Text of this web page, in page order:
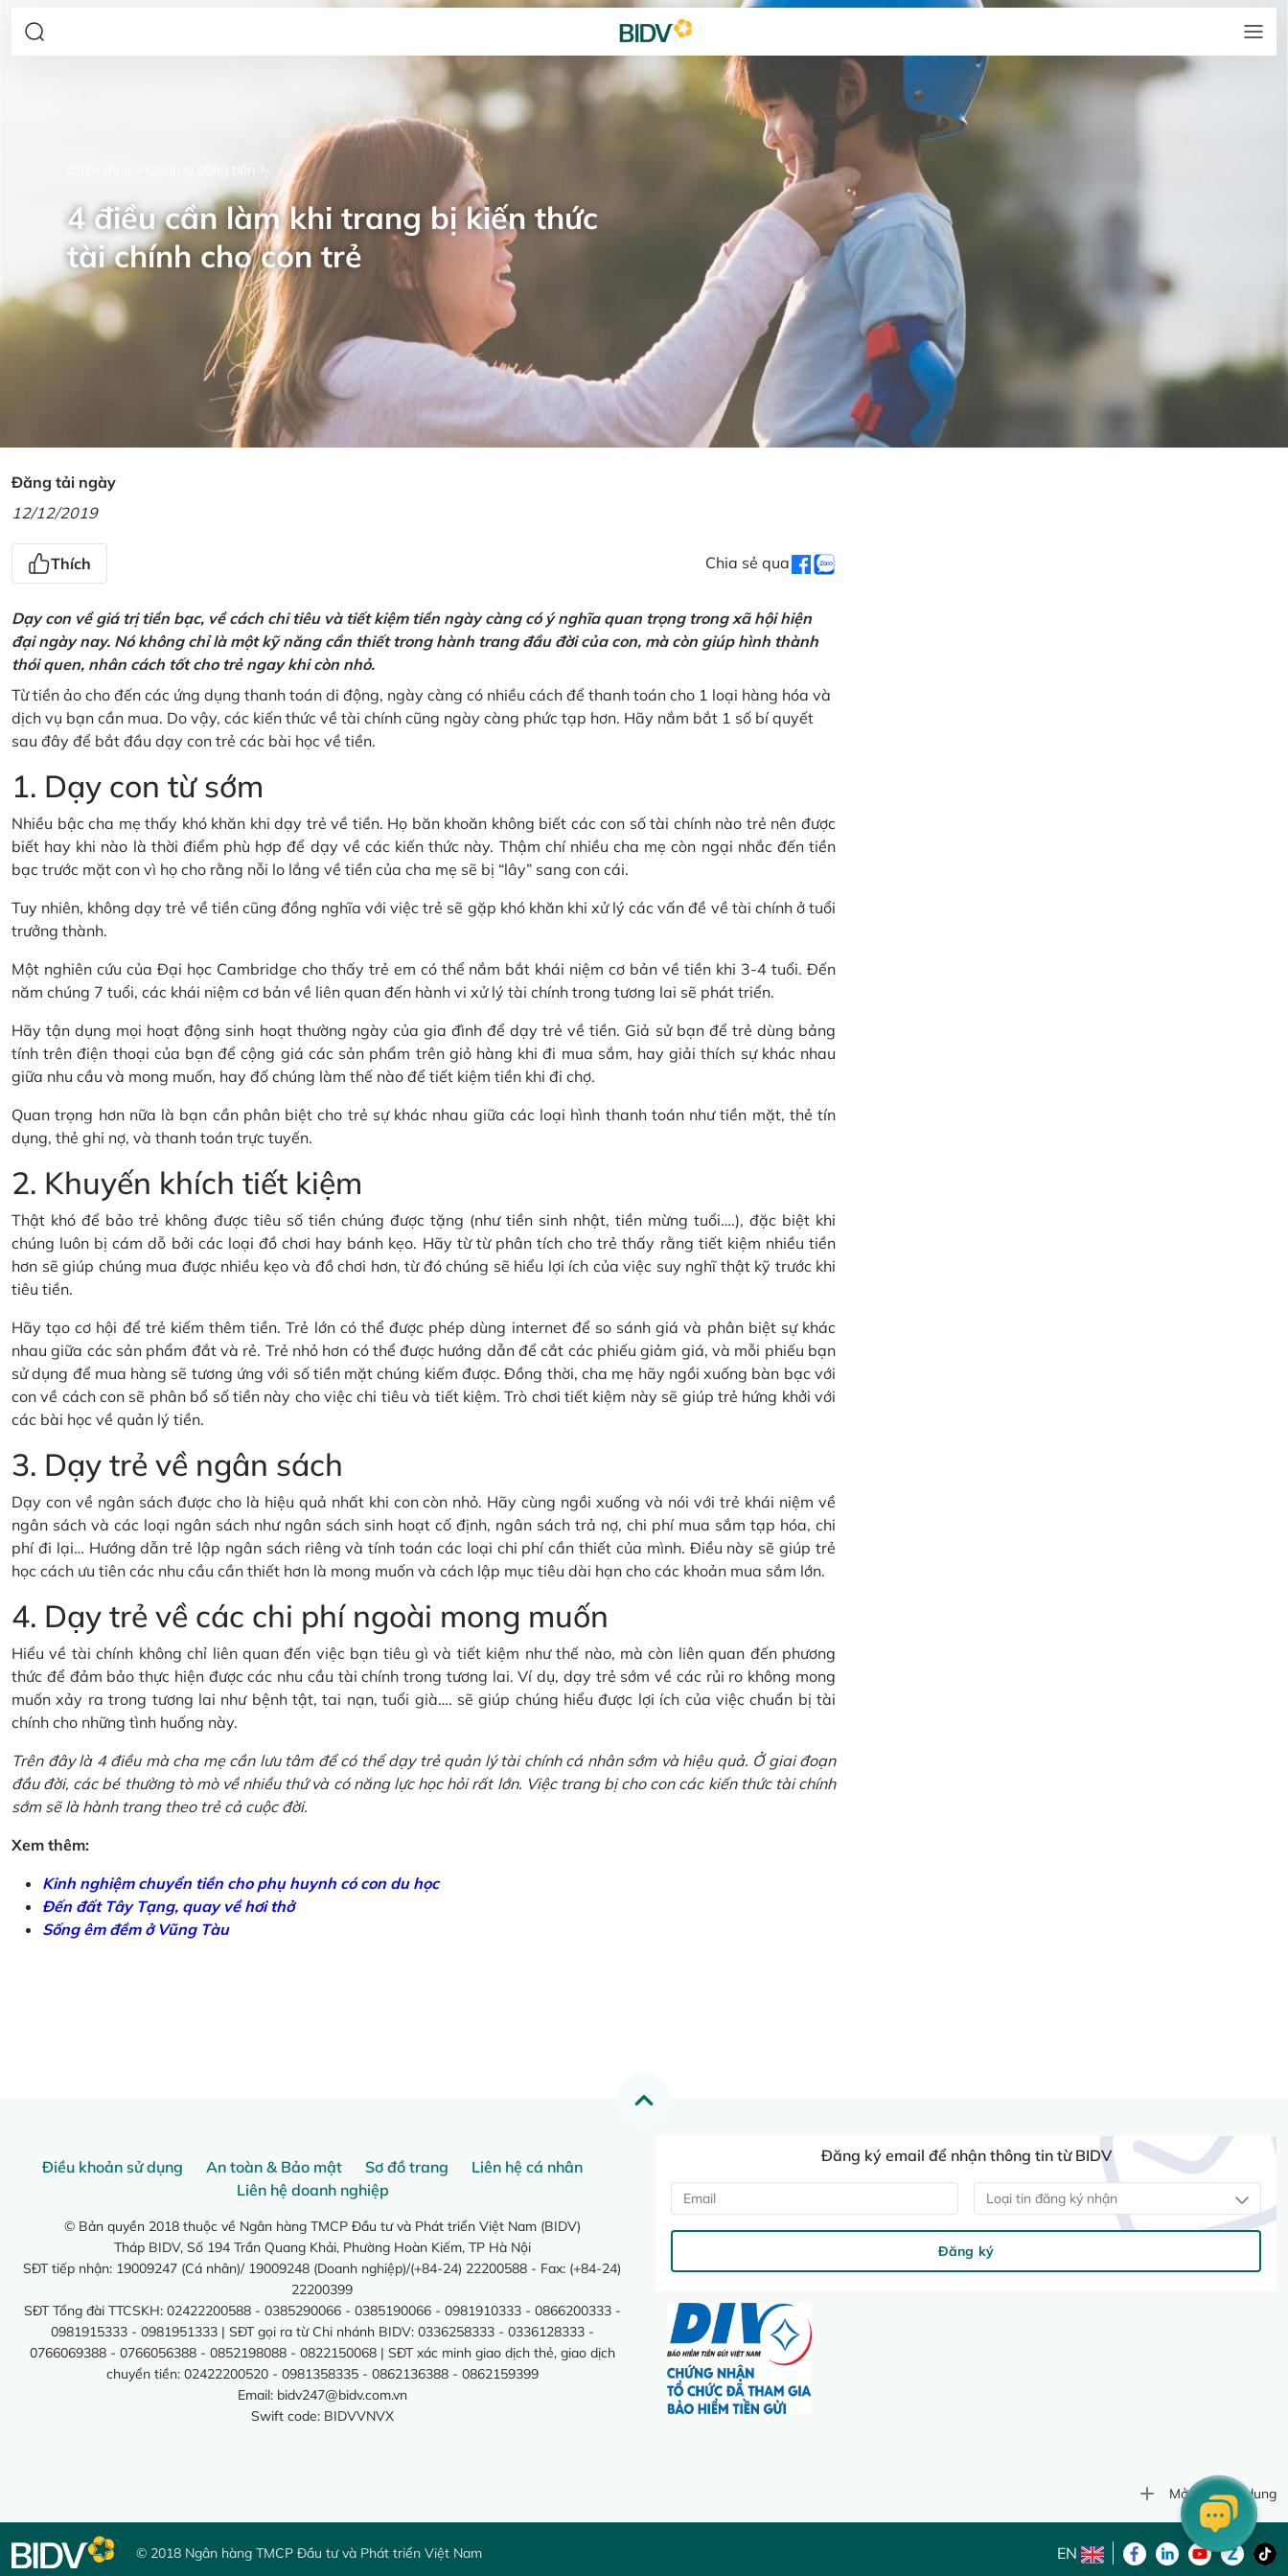
4 điều cần làm khi trang bị kiến thức
tài chính cho con trẻ
Đăng tải ngày
12/12/2019
Thích Chia sẻ qua
Dạy con về giá trị tiền bạc, về cách chi tiêu và tiết kiệm tiền ngày càng có ý nghĩa quan trọng trong xã hội hiện
đại ngày nay. Nó không chỉ là một kỹ năng cần thiết trong hành trang đầu đời của con, mà còn giúp hình thành
thói quen, nhân cách tốt cho trẻ ngay khi còn nhỏ.
Từ tiền ảo cho đến các ứng dụng thanh toán di động, ngày càng có nhiều cách để thanh toán cho 1 loại hàng hóa và
dịch vụ bạn cần mua. Do vậy, các kiến thức về tài chính cũng ngày càng phức tạp hơn. Hãy nắm bắt 1 số bí quyết
sau đây để bắt đầu dạy con trẻ các bài học về tiền.
1. Dạy con từ sớm
Nhiều bậc cha mẹ thấy khó khăn khi dạy trẻ về tiền. Họ băn khoăn không biết các con số tài chính nào trẻ nên được
biết hay khi nào là thời điểm phù hợp để dạy về các kiến thức này. Thậm chí nhiều cha mẹ còn ngại nhắc đến tiền
bạc trước mặt con vì họ cho rằng nỗi lo lắng về tiền của cha mẹ sẽ bị “lây” sang con cái.
Tuy nhiên, không dạy trẻ về tiền cũng đồng nghĩa với việc trẻ sẽ gặp khó khăn khi xử lý các vấn đề về tài chính ở tuổi
trưởng thành.
Một nghiên cứu của Đại học Cambridge cho thấy trẻ em có thể nắm bắt khái niệm cơ bản về tiền khi 3-4 tuổi. Đến
năm chúng 7 tuổi, các khái niệm cơ bản về liên quan đến hành vi xử lý tài chính trong tương lai sẽ phát triển.
Hãy tận dụng mọi hoạt động sinh hoạt thường ngày của gia đình để dạy trẻ về tiền. Giả sử bạn để trẻ dùng bảng
tính trên điện thoại của bạn để cộng giá các sản phẩm trên giỏ hàng khi đi mua sắm, hay giải thích sự khác nhau
giữa nhu cầu và mong muốn, hay đố chúng làm thế nào để tiết kiệm tiền khi đi chợ.
Quan trọng hơn nữa là bạn cần phân biệt cho trẻ sự khác nhau giữa các loại hình thanh toán như tiền mặt, thẻ tín
dụng, thẻ ghi nợ, và thanh toán trực tuyến.
2. Khuyến khích tiết kiệm
Thật khó để bảo trẻ không được tiêu số tiền chúng được tặng (như tiền sinh nhật, tiền mừng tuổi….), đặc biệt khi
chúng luôn bị cám dỗ bởi các loại đồ chơi hay bánh kẹo. Hãy từ từ phân tích cho trẻ thấy rằng tiết kiệm nhiều tiền
hơn sẽ giúp chúng mua được nhiều kẹo và đồ chơi hơn, từ đó chúng sẽ hiểu lợi ích của việc suy nghĩ thật kỹ trước khi
tiêu tiền.
Hãy tạo cơ hội để trẻ kiếm thêm tiền. Trẻ lớn có thể được phép dùng internet để so sánh giá và phân biệt sự khác
nhau giữa các sản phẩm đắt và rẻ. Trẻ nhỏ hơn có thể được hướng dẫn để cắt các phiếu giảm giá, và mỗi phiếu bạn
sử dụng để mua hàng sẽ tương ứng với số tiền mặt chúng kiếm được. Đồng thời, cha mẹ hãy ngồi xuống bàn bạc với
con về cách con sẽ phân bổ số tiền này cho việc chi tiêu và tiết kiệm. Trò chơi tiết kiệm này sẽ giúp trẻ hứng khởi với
các bài học về quản lý tiền.
3. Dạy trẻ về ngân sách
Dạy con về ngân sách được cho là hiệu quả nhất khi con còn nhỏ. Hãy cùng ngồi xuống và nói với trẻ khái niệm về
ngân sách và các loại ngân sách như ngân sách sinh hoạt cố định, ngân sách trả nợ, chi phí mua sắm tạp hóa, chi
phí đi lại… Hướng dẫn trẻ lập ngân sách riêng và tính toán các loại chi phí cần thiết của mình. Điều này sẽ giúp trẻ
học cách ưu tiên các nhu cầu cần thiết hơn là mong muốn và cách lập mục tiêu dài hạn cho các khoản mua sắm lớn.
4. Dạy trẻ về các chi phí ngoài mong muốn
Hiểu về tài chính không chỉ liên quan đến việc bạn tiêu gì và tiết kiệm như thế nào, mà còn liên quan đến phương
thức để đảm bảo thực hiện được các nhu cầu tài chính trong tương lai. Ví dụ, dạy trẻ sớm về các rủi ro không mong
muốn xảy ra trong tương lai như bệnh tật, tai nạn, tuổi già…. sẽ giúp chúng hiểu được lợi ích của việc chuẩn bị tài
chính cho những tình huống này.
Trên đây là 4 điều mà cha mẹ cần lưu tâm để có thể dạy trẻ quản lý tài chính cá nhân sớm và hiệu quả. Ở giai đoạn
đầu đời, các bé thường tò mò về nhiều thứ và có năng lực học hỏi rất lớn. Việc trang bị cho con các kiến thức tài chính
sớm sẽ là hành trang theo trẻ cả cuộc đời.
Xem thêm:
Kinh nghiệm chuyển tiền cho phụ huynh có con du học
Đến đất Tây Tạng, quay về hơi thở
Sống êm đềm ở Vũng Tàu
Điều khoản sử dụng An toàn & Bảo mật Sơ đồ trang
Liên hệ cá nhân
Liên hệ doanh nghiệp
© Bản quyền 2018 thuộc về Ngân hàng TMCP Đầu tư và Phát triển Việt Nam (BIDV)
Tháp BIDV, Số 194 Trần Quang Khải, Phường Hoàn Kiếm, TP Hà Nội
SĐT tiếp nhận: 19009247 (Cá nhân)/ 19009248 (Doanh nghiệp)/(+84-24) 22200588 - Fax: (+84-24)
22200399
SĐT Tổng đài TTCSKH: 02422200588 - 0385290066 - 0385190066 - 0981910333 - 0866200333 -
0981915333 - 0981951333 | SĐT gọi ra từ Chi nhánh BIDV: 0336258333 - 0336128333 -
0766069388 - 0766056388 - 0852198088 - 0822150068 | SĐT xác minh giao dịch thẻ, giao dịch
chuyển tiền: 02422200520 - 0981358335 - 0862136388 - 0862159399
Email: bidv247@bidv.com.vn
Swift code: BIDVVNVX
Đăng ký email để nhận thông tin từ BIDV
Loại tin đăng ký nhận
Đăng ký
Mở rộng nội dung
© 2018 Ngân hàng TMCP Đầu tư và Phát triển Việt Nam EN